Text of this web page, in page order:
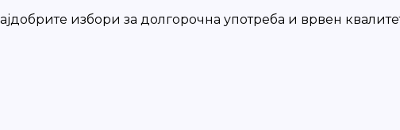
избори за долгорочна употреба и врвен